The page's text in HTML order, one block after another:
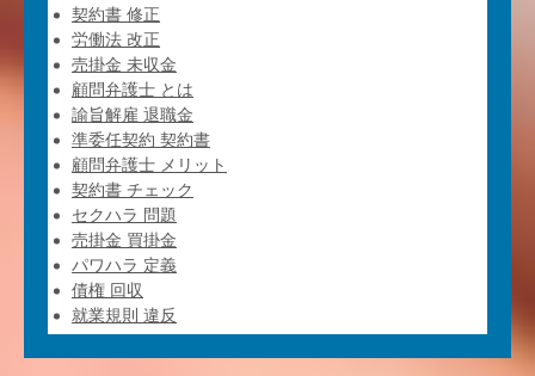
契約書 修正
労働法 改正
売掛金 未収金
顧問弁護士 とは
諭旨解雇 退職金
準委任契約 契約書
顧問弁護士 メリット
契約書 チェック
セクハラ 問題
売掛金 買掛金
パワハラ 定義
債権 回収
就業規則 違反